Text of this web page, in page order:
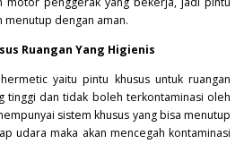
dengan aman.
Ruangan Yang Higienis
yaitu pintu khusus untuk ruangan
tinggi dan tidak boleh terkontaminasi oleh
sistem khusus yang bisa menutup
udara maka akan mencegah kontaminasi